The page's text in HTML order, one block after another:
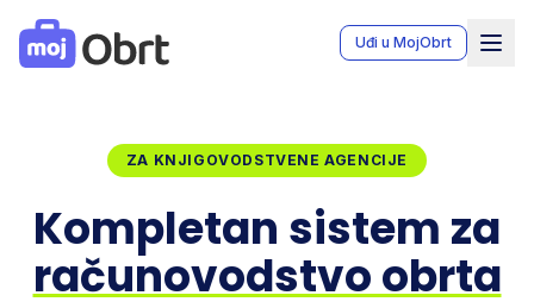
MojObrt - Moj Obrt aplikacija za vođenje knjiga obrta u
Uđi u MojObrt
ZA KNJIGOVODSTVENE AGENCIJE
Kompletan sistem za
računovodstvo obrta